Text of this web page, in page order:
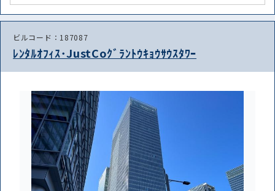
ビルコード：187087
ﾚﾝﾀﾙｵﾌｨｽ･JustCoｸﾞﾗﾝﾄｳｷｮｳｻｳｽﾀﾜｰ